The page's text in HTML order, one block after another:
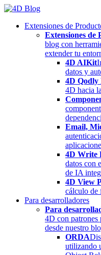
Skip
contentExtensiones de
Extensiones de
blog con
extender tu
4D AIKit
datos y
4D Qodly
4D hacia
Email,
4D Write
datos con
de IA
4D View
cálculo de
Para desarrolladores
Para
4D con patrones
desde nuestro
ORDA
utilizando